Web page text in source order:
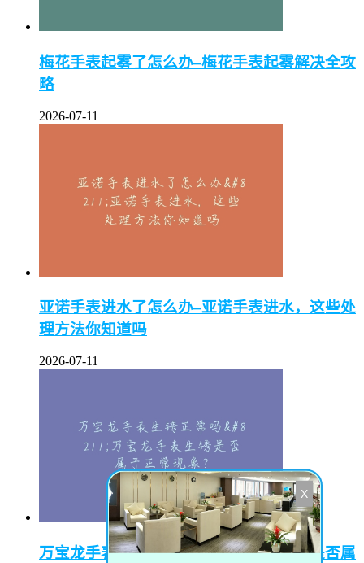
梅花手表起雾了怎么办–梅花手表起雾解决全攻
略
2026-07-11
亚诺手表进水了怎么办–亚诺手表进水，这些处
理方法你知道吗
2026-07-11
万宝龙手表生锈正常吗–万宝龙手表生锈是否属
X